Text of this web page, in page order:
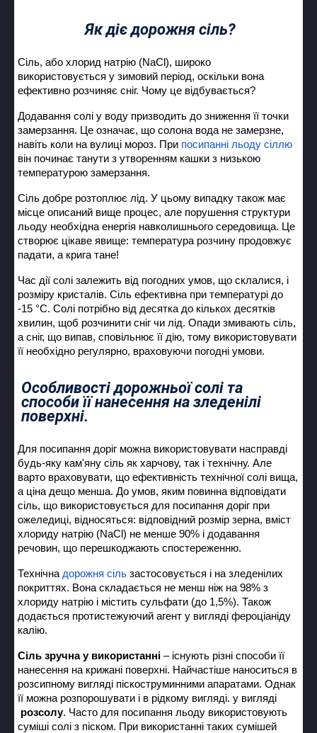
Як діє дорожня сіль?
Сіль, або хлорид натрію (NaCl), широко
використовується у зимовий період, оскільки вона
ефективно розчиняє сніг. Чому це відбувається?
Додавання солі у воду призводить до зниження її точки
замерзання. Це означає, що солона вода не замерзне,
навіть коли на вулиці мороз. При посипанні льоду сіллю
він починає танути з утворенням кашки з низькою
температурою замерзання.
Сіль добре розтоплює лід. У цьому випадку також має
місце описаний вище процес, але порушення структури
льоду необхідна енергія навколишнього середовища. Це
створює цікаве явище: температура розчину продовжує
падати, а крига тане!
Час дії солі залежить від погодних умов, що склалися, і
розміру кристалів. Сіль ефективна при температурі до
-15 °C. Солі потрібно від десятка до кількох десятків
хвилин, щоб розчинити сніг чи лід. Опади змивають сіль,
а сніг, що випав, сповільнює її дію, тому використовувати
її необхідно регулярно, враховуючи погодні умови.
Особливості дорожньої солі та
способи її нанесення на зледенілі
поверхні.
Для посипання доріг можна використовувати насправді
будь-яку кам'яну сіль як харчову, так і технічну. Але
варто враховувати, що ефективність технічної солі вища,
а ціна дещо менша. До умов, яким повинна відповідати
сіль, що використовується для посипання доріг при
ожеледиці, відносяться: відповідний розмір зерна, вміст
хлориду натрію (NaCl) не менше 90% і додавання
речовин, що перешкоджають спостереженню.
Технічна дорожня сіль застосовується і на зледенілих
покриттях. Вона складається не менш ніж на 98% з
хлориду натрію і містить сульфати (до 1,5%). Також
додається протистежуючий агент у вигляді фероціаніду
калію.
Сіль зручна у використанні – існують різні способи її
нанесення на крижані поверхні. Найчастіше наноситься в
розсипному вигляді піскоструминними апаратами. Однак
її можна розпорошувати і в рідкому вигляді. у вигляді
розсолу. Часто для посипання льоду використовують
суміші солі з піском. При використанні таких сумішей